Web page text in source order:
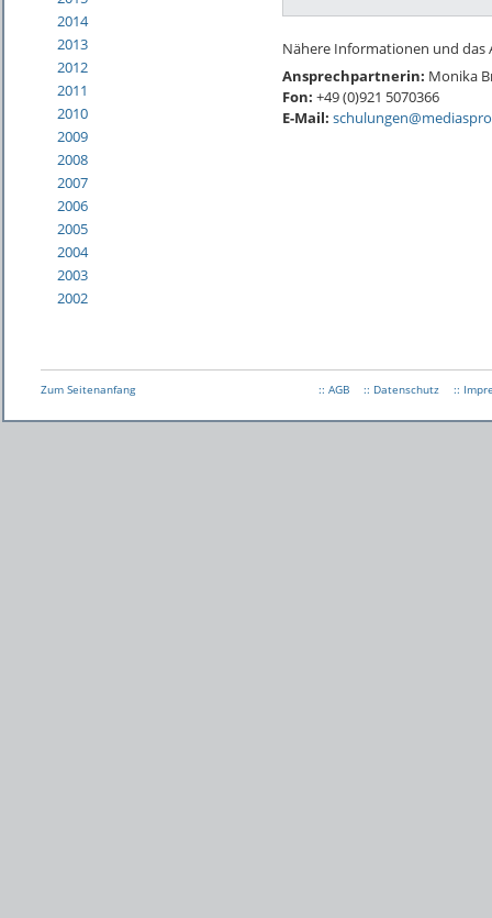
2014
2013
2012
2011
2010
2009
2008
2007
2006
2005
2004
2003
2002
Nähere Informationen und das
Ansprechpartnerin: Monika
Fon: +49 (0)921 5070366
E-Mail:
Zum Seitenanfang :: AGB :: Datenschutz ::